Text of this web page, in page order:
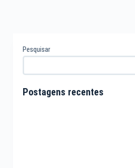
Pesquisar
Postagens recentes